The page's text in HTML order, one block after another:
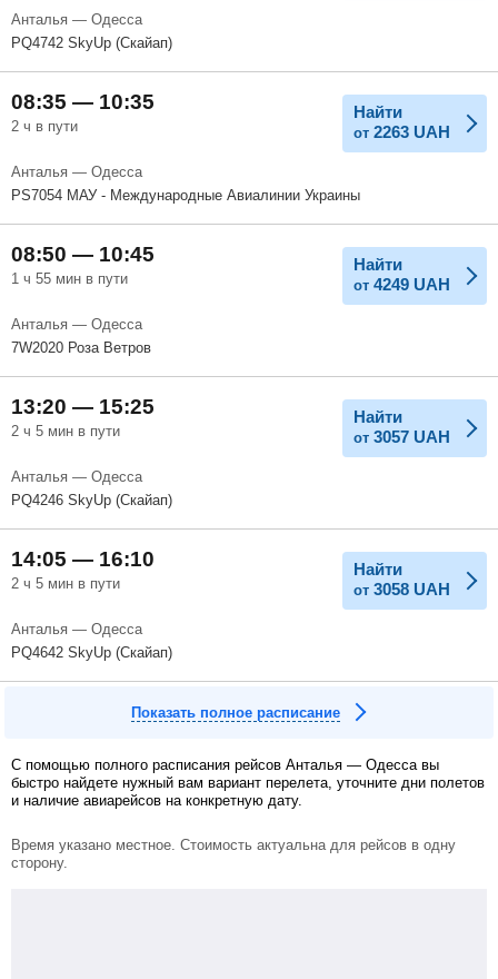
Анталья — Одесса
PQ4742 SkyUp (Скайап)
08:35 — 10:35
2 ч в пути
Найти
от 2263 UAH
Анталья — Одесса
PS7054 МАУ - Международные Авиалинии Украины
08:50 — 10:45
1 ч 55 мин в пути
Найти
от 4249 UAH
Анталья — Одесса
7W2020 Роза Ветров
13:20 — 15:25
2 ч 5 мин в пути
Найти
от 3057 UAH
Анталья — Одесса
PQ4246 SkyUp (Скайап)
14:05 — 16:10
2 ч 5 мин в пути
Найти
от 3058 UAH
Анталья — Одесса
PQ4642 SkyUp (Скайап)
Показать полное расписание
С помощью полного расписания рейсов Анталья — Одесса вы
быстро найдете нужный вам вариант перелета, уточните дни полетов
и наличие авиарейсов на конкретную дату.
Время указано местное. Стоимость актуальна для рейсов в одну
сторону.